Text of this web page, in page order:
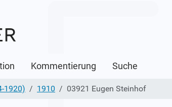
Kommentierung Suche
1920) 1910 03921 Eugen Steinhof